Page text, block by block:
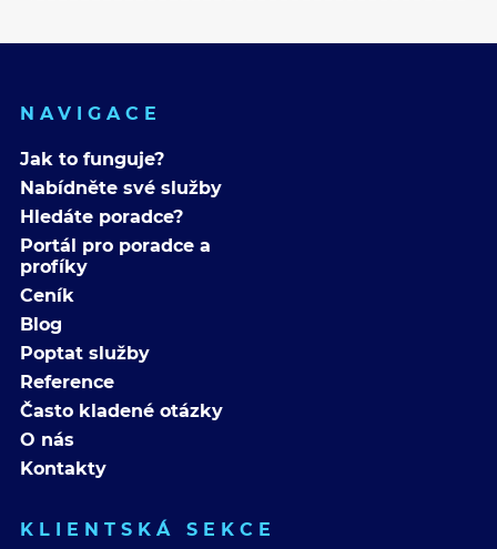
NAVIGACE
Jak to funguje?
Nabídněte své služby
Hledáte poradce?
Portál pro poradce a
profíky
Ceník
Blog
Poptat služby
Reference
Často kladené otázky
O nás
Kontakty
KLIENTSKÁ SEKCE